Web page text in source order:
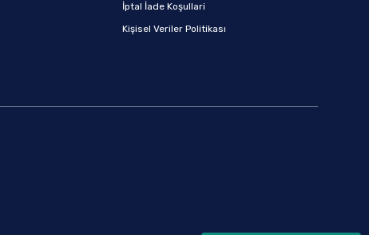
İptal İade Koşullari
Kişisel Veriler Politikası